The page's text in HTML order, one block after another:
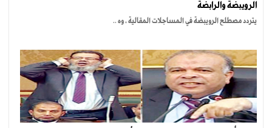
الرويبضة والرابضة
يتردد مصطلح الرويبضة في المساجلات المقالية ، وه ..